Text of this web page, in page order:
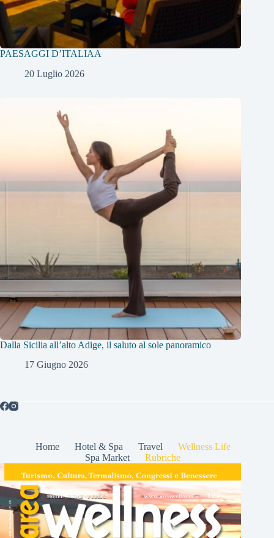
PAESAGGI D’ITALIAA
20 Luglio 2026
Dalla Sicilia all’alto Adige, il saluto al sole panoramico
17 Giugno 2026
Home Hotel & Spa Travel
Wellness Life
Spa Market
Rubriche